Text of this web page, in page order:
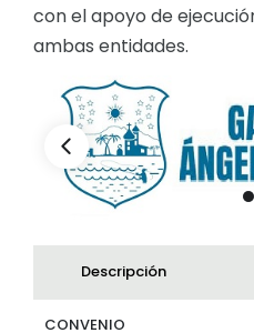
con el apoyo de
ambas entidades.
Descripción
CONVENIO